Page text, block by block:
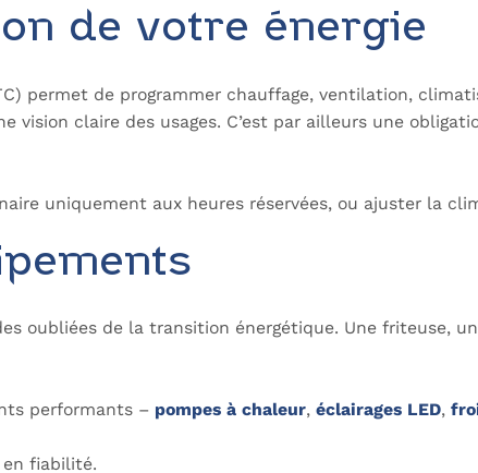
de votre énergie
permet de programmer chauffage, ventilation,
vision claire des usages. C’est par ailleurs une
uniquement aux heures réservées, ou ajuster la
oubliées de la transition énergétique. Une friteuse,
performants – pompes à chaleur, éclairages LED,
en fiabilité.